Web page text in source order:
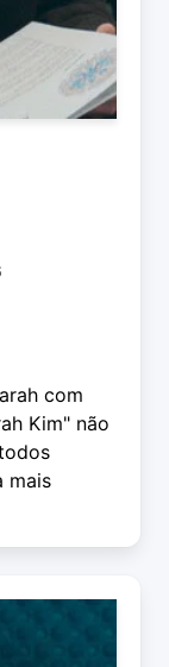
com
Kim" não
mais